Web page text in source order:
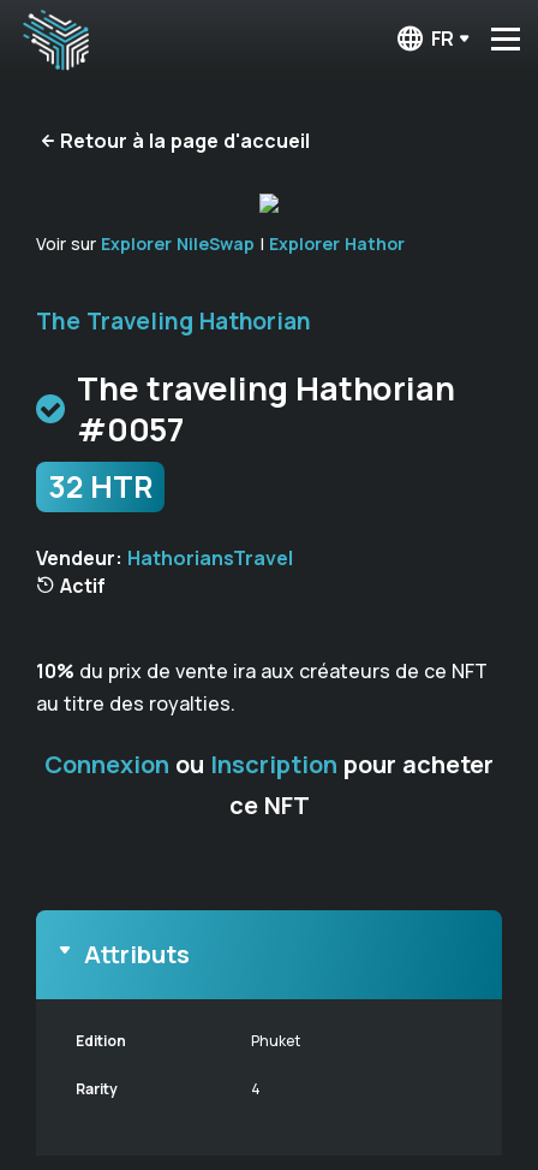
FR
Retour à la page d'accueil
Voir sur Explorer NileSwap | Explorer Hathor
The Traveling Hathorian
The traveling Hathorian
#0057
32 HTR
Vendeur: HathoriansTravel
Actif
10% du prix de vente ira aux créateurs de ce NFT
au titre des royalties.
Connexion ou Inscription pour acheter
ce NFT
Attributs
Edition Phuket
Rarity 4